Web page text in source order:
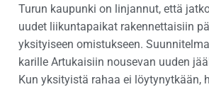
Turun kaupunki on linjannut, että
uudet liikuntapaikat rakennettaisiin
yksityiseen omistukseen.
karille Artukaisiin nousevan uuden
Kun yksityistä rahaa ei löytynytkään,